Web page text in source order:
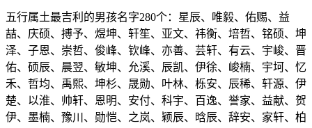
五行属土最吉利的男孩名字280个：星辰、唯毅、佑赐、益
喆、庆硕、搏予、煜坤、轩笙、亚文、祎衡、培哲、铭硕、坤
泽、子恩、崇哲、俊峰、钦峰、亦善、芸轩、有云、宇峻、晋
佑、硕辰、晨翌、敏坤、允溪、辰凯、伊徐、峻楠、宇坷、忆
禾、哲均、禹熙、坤杉、晟勋、叶林、栎安、辰稀、轩源、伊
楚、以淮、帅轩、恩明、安付、科宇、百逸、誉家、益献、贺
伊、墨楠、豫川、勋恺、之岚、颖辰、晗辰、辞安、家轩、柏